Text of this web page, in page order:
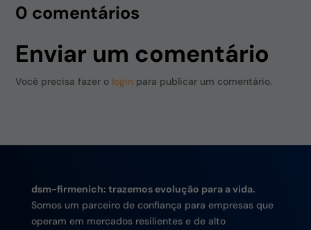
0 comentários
Enviar um comentário
Você precisa fazer o login para publicar um comentário.
dsm-firmenich: trazemos evolução para a vida.
Somos um parceiro de confiança para empresas que
operam em mercados resilientes e de alto